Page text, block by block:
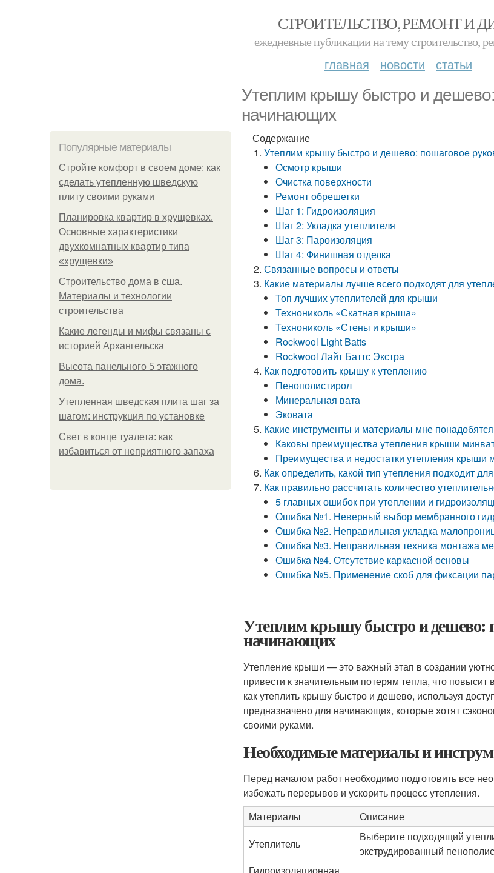
СТРОИТЕЛЬСТВО, РЕМОНТ И
ежедневные публикации на тему строительство,
главная новости статьи
Утеплим крышу быстро и
начинающих
Популярные материалы
Стройте комфорт в своем доме: как
сделать утепленную шведскую
плиту своими руками
Планировка квартир в хрущевках.
Основные характеристики
двухкомнатных квартир типа
«хрущевки»
Строительство дома в сша.
Материалы и технологии
строительства
Какие легенды и мифы связаны с
историей Архангельска
Высота панельного 5 этажного
дома.
Утепленная шведская плита шаг за
шагом: инструкция по установке
Свет в конце туалета: как
избавиться от неприятного запаха
Содержание
Утеплим крышу быстро и дешево: пошаговое
Осмотр крыши
Очистка поверхности
Ремонт обрешетки
Шаг 1: Гидроизоляция
Шаг 2: Укладка утеплителя
Шаг 3: Пароизоляция
Шаг 4: Финишная отделка
Связанные вопросы и ответы
Какие материалы лучше всего подходят для
Топ лучших утеплителей для крыши
Технониколь «Скатная крыша»
Технониколь «Стены и крыши»
Rockwool Light Batts
Rockwool Лайт Баттс Экстра
Как подготовить крышу к утеплению
Пенополистирол
Минеральная вата
Эковата
Какие инструменты и материалы мне
Каковы преимущества утепления крыши
Преимущества и недостатки утепления крыши
Как определить, какой тип утепления подходит
Как правильно рассчитать количество
5 главных ошибок при утеплении и
Ошибка №1. Неверный выбор мембранного
Ошибка №2. Неправильная укладка
Ошибка №3. Неправильная техника монтажа
Ошибка №4. Отсутствие каркасной основы
Ошибка №5. Применение скоб для фиксации
Утеплим крышу быстро и дешево:
начинающих
Утепление крыши — это важный этап в создании
привести к значительным потерям тепла, что
как утеплить крышу быстро и дешево, используя
предназначено для начинающих, которые хотят
своими руками.
Необходимые материалы и
Перед началом работ необходимо подготовить все
избежать перерывов и ускорить процесс утепления.
Материалы
Описание
Утеплитель
Выберите подходящий
экструдированный